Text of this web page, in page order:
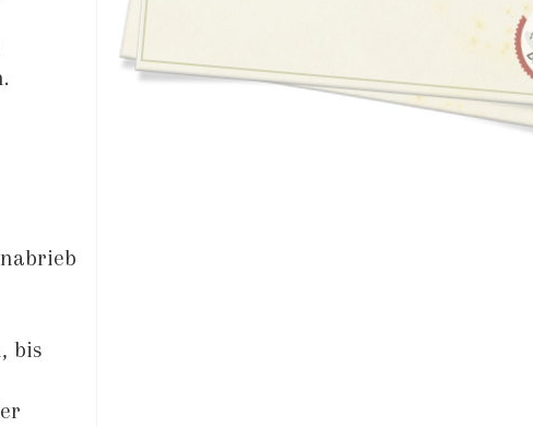
bis